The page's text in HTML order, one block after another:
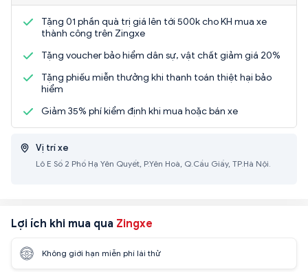
Tặng 01 phần quà trị giá lên tới 500k cho KH mua xe
thành công trên Zingxe
Tặng voucher bảo hiểm dân sự, vật chất giảm giá 20%
Tặng phiếu miễn thưởng khi thanh toán thiệt hại bảo
hiểm
Giảm 35% phí kiểm định khi mua hoặc bán xe
Vị trí xe
Lô E Số 2 Phố Hạ Yên Quyết, P.Yên Hoà, Q.Cầu Giấy, TP.Hà Nội.
Lợi ích khi mua qua Zingxe
Không giới hạn miễn phí lái thử